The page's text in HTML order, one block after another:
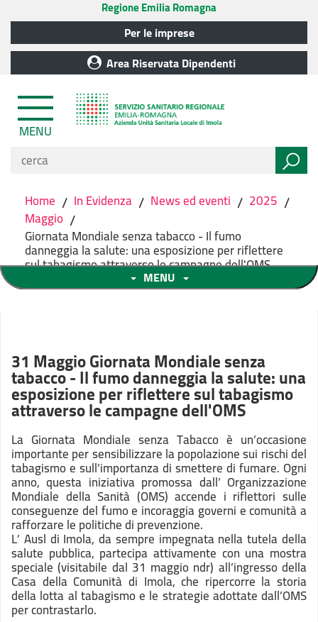
Regione Emilia Romagna
Per le imprese
Area Riservata Dipendenti
MENU
Home / In Evidenza / News ed eventi / 2025 /
Maggio /
Giornata Mondiale senza tabacco - Il fumo
danneggia la salute: una esposizione per riflettere
sul tabagismo attraverso le campagne dell'OMS
MENU
31 Maggio Giornata Mondiale senza
tabacco - Il fumo danneggia la salute: una
esposizione per riflettere sul tabagismo
attraverso le campagne dell'OMS
La Giornata Mondiale senza Tabacco è un’occasione
importante per sensibilizzare la popolazione sui rischi del
tabagismo e sull’importanza di smettere di fumare. Ogni
anno, questa iniziativa promossa dall’ Organizzazione
Mondiale della Sanità (OMS) accende i riflettori sulle
conseguenze del fumo e incoraggia governi e comunità a
rafforzare le politiche di prevenzione.
L’ Ausl di Imola, da sempre impegnata nella tutela della
salute pubblica, partecipa attivamente con una mostra
speciale (visitabile dal 31 maggio ndr) all’ingresso della
Casa della Comunità di Imola, che ripercorre la storia
della lotta al tabagismo e le strategie adottate dall’OMS
per contrastarlo.